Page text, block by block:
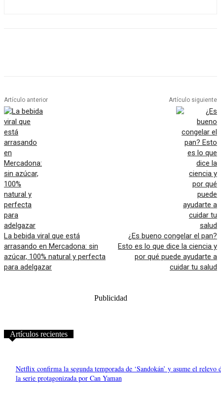
Artículo anterior
La bebida viral que está
arrasando en Mercadona: sin
azúcar, 100% natural y perfecta
para adelgazar
Artículo siguiente
¿Es bueno congelar el pan?
Esto es lo que dice la ciencia y
por qué puede ayudarte a
cuidar tu salud
Publicidad
Artículos recientes
Netflix confirma la segunda temporada de ‘Sandokán’ y asume el relevo
la serie protagonizada por Can Yaman